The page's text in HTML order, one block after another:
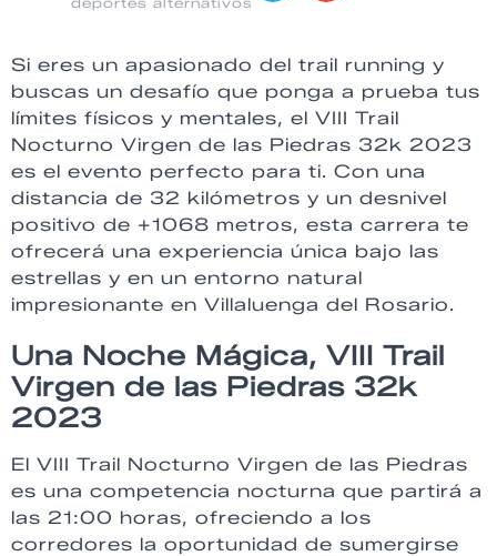
Si eres un apasionado del trail running y
buscas un desafío que ponga a prueba tus
límites físicos y mentales, el VIII Trail
Nocturno Virgen de las Piedras 32k 2023
es el evento perfecto para ti. Con una
distancia de 32 kilómetros y un desnivel
positivo de +1068 metros, esta carrera te
ofrecerá una experiencia única bajo las
estrellas y en un entorno natural
impresionante en Villaluenga del Rosario.
Una Noche Mágica, VIII Trail
Virgen de las Piedras 32k
2023
El VIII Trail Nocturno Virgen de las Piedras
es una competencia nocturna que partirá a
las 21:00 horas, ofreciendo a los
corredores la oportunidad de sumergirse